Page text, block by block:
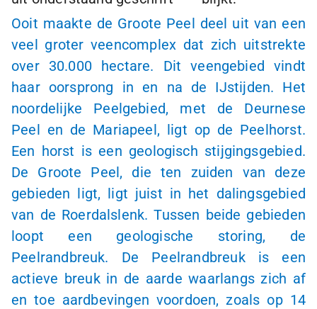
Ooit maakte de Groote Peel deel uit van een
veel groter veencomplex dat zich uitstrekte
over 30.000 hectare. Dit veengebied vindt
haar oorsprong in en na de IJstijden. Het
noordelijke Peelgebied, met de Deurnese
Peel en de Mariapeel, ligt op de Peelhorst.
Een horst is een geologisch stijgingsgebied.
De Groote Peel, die ten zuiden van deze
gebieden ligt, ligt juist in het dalingsgebied
van de Roerdalslenk. Tussen beide gebieden
loopt een geologische storing, de
Peelrandbreuk. De Peelrandbreuk is een
actieve breuk in de aarde waarlangs zich af
en toe aardbevingen voordoen, zoals op 14